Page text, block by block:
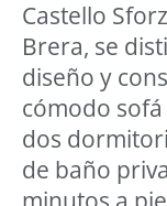
Castello
Brera, se
diseño y
cómodo
dos
de baño